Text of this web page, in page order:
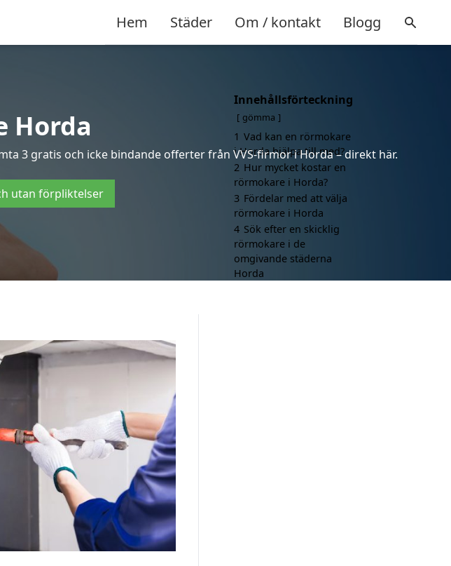
Hem Städer Om / kontakt Blogg
Horda
3 gratis och icke bindande offerter från VVS-firmor i Horda – direkt här.
utan förpliktelser
Innehållsförteckning
gömma
1 Vad kan en rörmokare
i Horda hjälpa till med?
2 Hur mycket kostar en
rörmokare i Horda?
3 Fördelar med att välja
rörmokare i Horda
4 Sök efter en skicklig
rörmokare i de
omgivande städerna
Horda